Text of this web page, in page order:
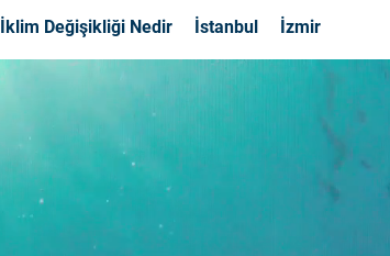
İklim Değişikliği Nedir İstanbul İzmir